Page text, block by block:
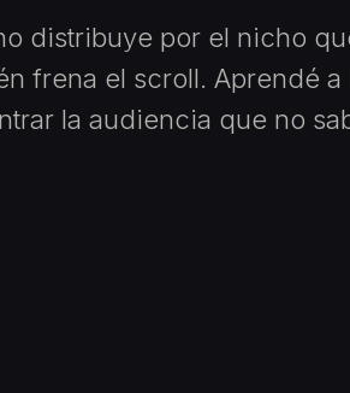
distribuye por el nicho
frena el scroll. Aprendé a
la audiencia que no